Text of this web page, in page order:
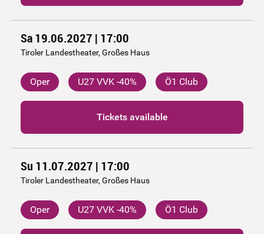
Sa 19.06.2027 | 17:00
Tiroler Landestheater, Großes Haus
Oper U27 VVK -40% Ö1 Club
Tickets available
Su 11.07.2027 | 17:00
Tiroler Landestheater, Großes Haus
Oper U27 VVK -40% Ö1 Club